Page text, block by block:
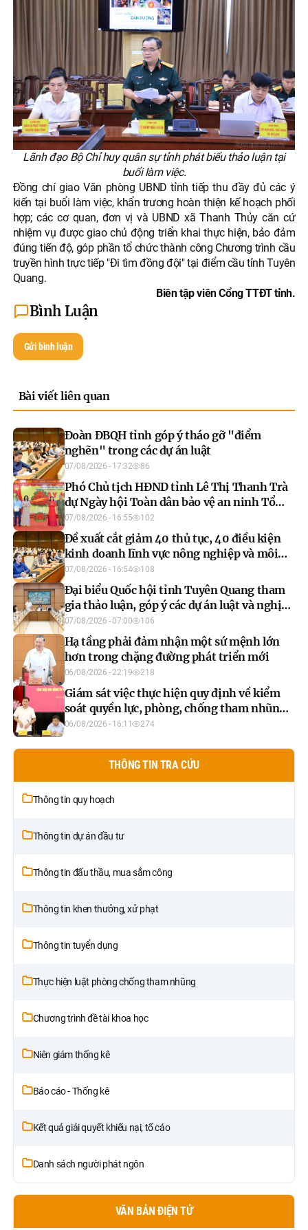
Lãnh đạo Bộ Chỉ huy quân sự tỉnh phát biểu thảo luận tại
buổi làm việc.
Đồng chí giao Văn phòng UBND tỉnh tiếp thu đầy đủ các ý
kiến tại buổi làm việc, khẩn trương hoàn thiện kế hoạch phối
hợp; các cơ quan, đơn vị và UBND xã Thanh Thủy căn cứ
nhiệm vụ được giao chủ động triển khai thực hiện, bảo đảm
đúng tiến độ, góp phần tổ chức thành công Chương trình cầu
truyền hình trực tiếp "Đi tìm đồng đội" tại điểm cầu tỉnh Tuyên
Quang.
Biên tập viên Cổng TTĐT tỉnh.
Bình Luận
Gửi bình luận
Bài viết liên quan
Đoàn ĐBQH tỉnh góp ý tháo gỡ "điểm
nghẽn" trong các dự án luật
07/08/2026 - 17:32 86
Phó Chủ tịch HĐND tỉnh Lê Thị Thanh Trà
dự Ngày hội Toàn dân bảo vệ an ninh Tổ
quốc năm 2026 xã Xuân Vân
07/08/2026 - 16:55 102
Đề xuất cắt giảm 40 thủ tục, 40 điều kiện
kinh doanh lĩnh vực nông nghiệp và môi
trường
07/08/2026 - 16:54 108
Đại biểu Quốc hội tỉnh Tuyên Quang tham
gia thảo luận, góp ý các dự án luật và nghị
quyết
07/08/2026 - 07:00 106
Hạ tầng phải đảm nhận một sứ mệnh lớn
hơn trong chặng đường phát triển mới
06/08/2026 - 22:19 218
Giám sát việc thực hiện quy định về kiểm
soát quyền lực, phòng, chống tham nhũng,
tiêu cực trong công tác xây dựng pháp luật
06/08/2026 - 16:11 274
THÔNG TIN TRA CỨU
Thông tin quy hoạch
Thông tin dự án đầu tư
Thông tin đấu thầu, mua sắm công
Thông tin khen thưởng, xử phạt
Thông tin tuyển dụng
Thực hiện luật phòng chống tham nhũng
Chương trình đề tài khoa học
Niên giám thống kê
Báo cáo - Thống kê
Kết quả giải quyết khiếu nại, tố cáo
Danh sách người phát ngôn
VĂN BẢN ĐIỆN TỬ